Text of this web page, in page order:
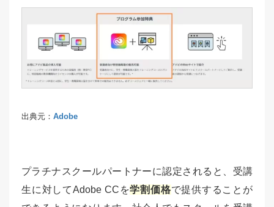
出典元： Adobe
プラチナスクールパートナーに認定されると、受講
生に対してAdobe CCを学割価格で提供することが